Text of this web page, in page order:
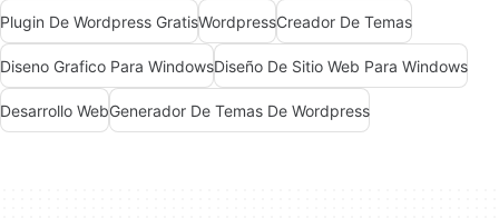
Plugin De Wordpress GratisWordpressCreador De Temas
Diseno Grafico Para WindowsDiseño De Sitio Web Para Windows
Desarrollo WebGenerador De Temas De Wordpress